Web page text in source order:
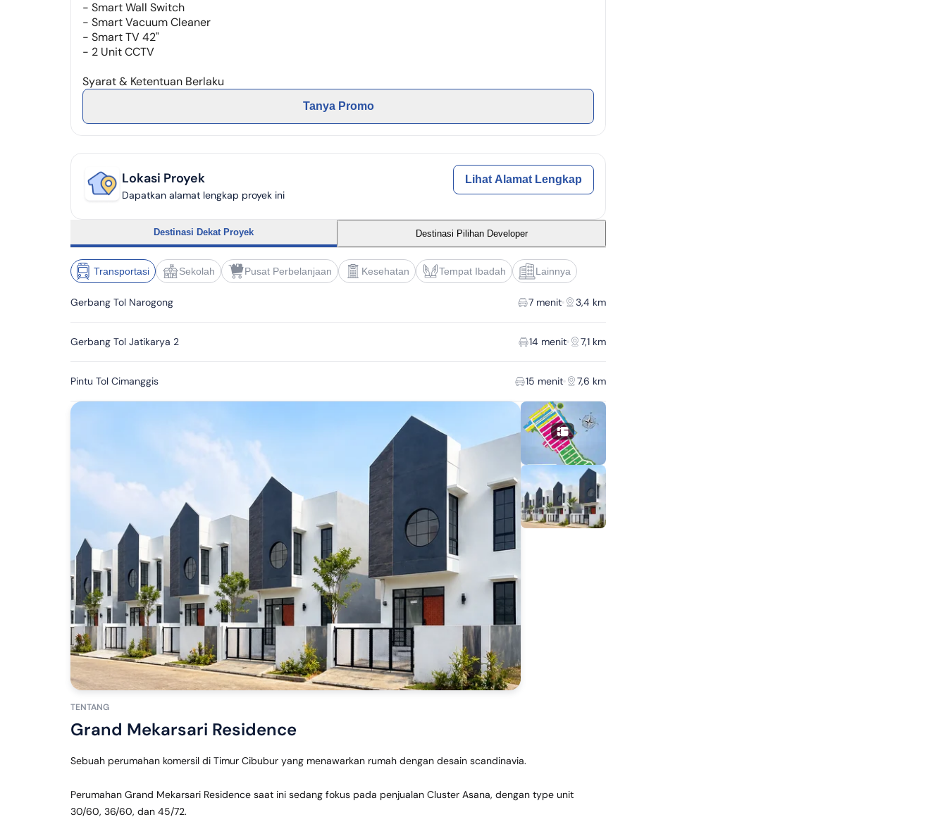
- Smart Wall Switch
- Smart Vacuum Cleaner
- Smart TV 42"
- 2 Unit CCTV
Syarat & Ketentuan Berlaku
Tanya Promo
Lokasi Proyek
Dapatkan alamat lengkap proyek ini
Lihat Alamat Lengkap
Destinasi Dekat Proyek Destinasi Pilihan Developer
Transportasi Sekolah Pusat Perbelanjaan Kesehatan Tempat Ibadah Lainnya
Gerbang Tol Narogong 7 menit 3,4 km
Gerbang Tol Jatikarya 2 14 menit 7,1 km
Pintu Tol Cimanggis 15 menit 7,6 km
TENTANG
Grand Mekarsari Residence
Sebuah perumahan komersil di Timur Cibubur yang menawarkan rumah dengan desain scandinavia.
Perumahan Grand Mekarsari Residence saat ini sedang fokus pada penjualan Cluster Asana, dengan type unit
30/60, 36/60, dan 45/72.